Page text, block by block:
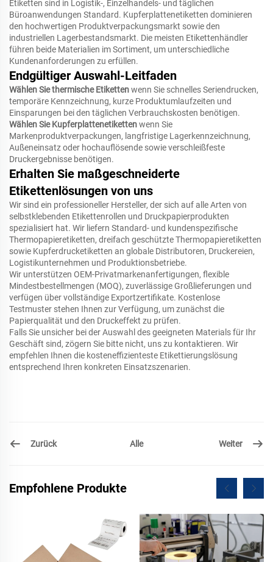
Etiketten sind in Logistik-, Einzelhandels- und täglichen
Büroanwendungen Standard. Kupferplattenetiketten dominieren
den hochwertigen Produktverpackungsmarkt sowie den
industriellen Lagerbestandsmarkt. Die meisten Etikettenhändler
führen beide Materialien im Sortiment, um unterschiedliche
Kundenanforderungen zu erfüllen.
Endgültiger Auswahl-Leitfaden
Wählen Sie thermische Etikettenwenn Sie schnelles Seriendrucken,
temporäre Kennzeichnung, kurze Produktumlaufzeiten und
Einsparungen bei den täglichen Verbrauchskosten benötigen.
Wählen Sie Kupferplattenetikettenwenn Sie
Markenproduktverpackungen, langfristige Lagerkennzeichnung,
Außeneinsatz oder hochauflösende sowie verschleißfeste
Druckergebnisse benötigen.
Erhalten Sie maßgeschneiderte
Etikettenlösungen von uns
Wir sind ein professioneller Hersteller, der sich auf alle Arten von
selbstklebenden Etikettenrollen und Druckpapierprodukten
spezialisiert hat. Wir liefern Standard- und kundenspezifische
Thermopapieretiketten, dreifach geschützte Thermopapieretiketten
sowie Kupferdrucketiketten an globale Distributoren, Druckereien,
Logistikunternehmen und Produktionsbetriebe.
Wir unterstützen OEM-Privatmarkenanfertigungen, flexible
Mindestbestellmengen (MOQ), zuverlässige Großlieferungen und
verfügen über vollständige Exportzertifikate. Kostenlose
Testmuster stehen Ihnen zur Verfügung, um zunächst die
Papierqualität und den Druckeffekt zu prüfen.
Falls Sie unsicher bei der Auswahl des geeigneten Materials für Ihr
Geschäft sind, zögern Sie bitte nicht, uns zu kontaktieren. Wir
empfehlen Ihnen die kosteneffizienteste Etikettierungslösung
entsprechend Ihren konkreten Einsatzszenarien.
Zurück Alle Weiter
Empfohlene Produkte